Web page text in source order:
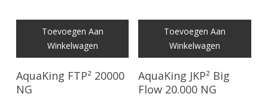
Toevoegen Aan
Winkelwagen
AquaKing FTP² 20000
NG
Toevoegen Aan
Winkelwagen
AquaKing JKP² Big
Flow 20.000 NG